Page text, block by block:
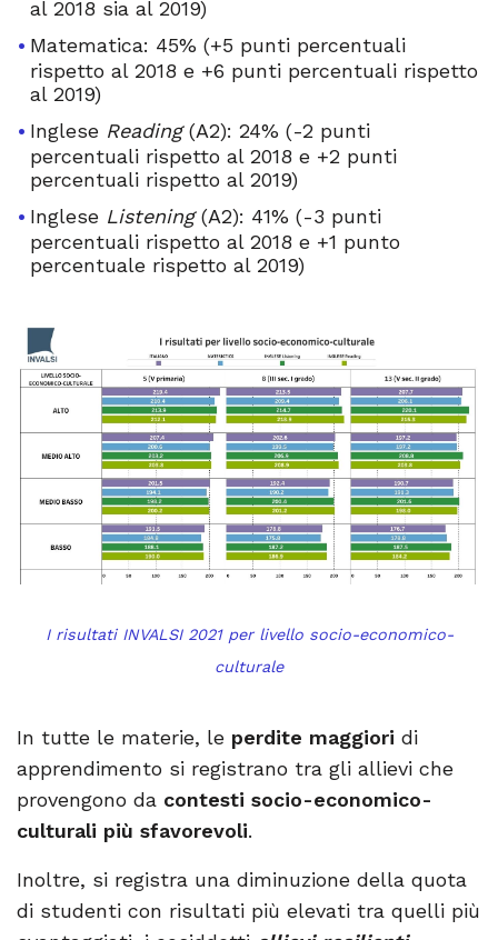
al 2018 sia al 2019)
Matematica: 45% (+5 punti percentuali
rispetto al 2018 e +6 punti percentuali rispetto
al 2019)
Inglese Reading(A2): 24% (-2 punti
percentuali rispetto al 2018 e +2 punti
percentuali rispetto al 2019)
Inglese Listening(A2): 41% (-3 punti
percentuali rispetto al 2018 e +1 punto
percentuale rispetto al 2019)
I risultati INVALSI 2021 per livello socio-economico-
culturale
In tutte le materie, le perdite maggiori di
apprendimento si registrano tra gli allievi che
provengono da contesti socio-economico-
culturali più sfavorevoli.
Inoltre, si registra una diminuzione della quota
di studenti con risultati più elevati tra quelli più